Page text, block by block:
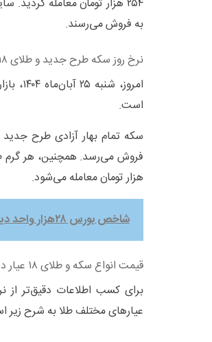
۲۵۴ هزار تومان معامله
به فروش می‌رسند.
نرخ روز سکه طرح جدید و طلای ۱۸ عیار در بازار تهران
است.
هزار تومان معامله می‌شود.
شاخص بورس ۲۸هزار واحد دیگر ریخت
قیمت انواع سکه و طلای ۱۸ عیار در بازار آزاد
برای کسب اطلاعات دقیق‌تر از
عیارهای مختلف طلا به شرح زیر